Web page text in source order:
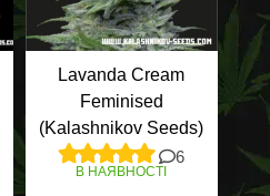
Lavanda Cream
Feminised
(Kalashnikov Seeds)
6
В НАЯВНОСТІ